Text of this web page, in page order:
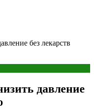
без лекарств
давление